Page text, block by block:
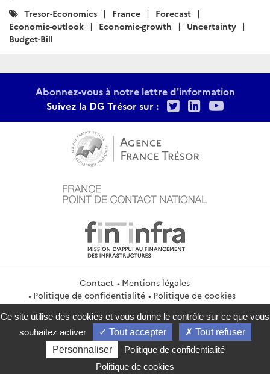
Catégories
:
Tresor-Economics France
Forecast
Economic-outlook
Economic-growth
Uncertainty
Budget-Bill
Abonnez-vous à notre lettre d'information
Suivez la DG Trésor sur :
TwitterLinkedIn
Contact
Mentions légales
Politique de confidentialité
Politique de cookies
Gestion des cookies
Flux RSS
service-public.gouv.fr
legifrance.gouv.fr
info.gouv.fr
data.gouv.fr
2026 Direction générale du Trésor
Ce site utilise des cookies et vous donne le contrôle sur ce que vous
souhaitez activer
Tout accepter
Tout refuser
Personnaliser
Politique de confidentialité
Politique de cookies